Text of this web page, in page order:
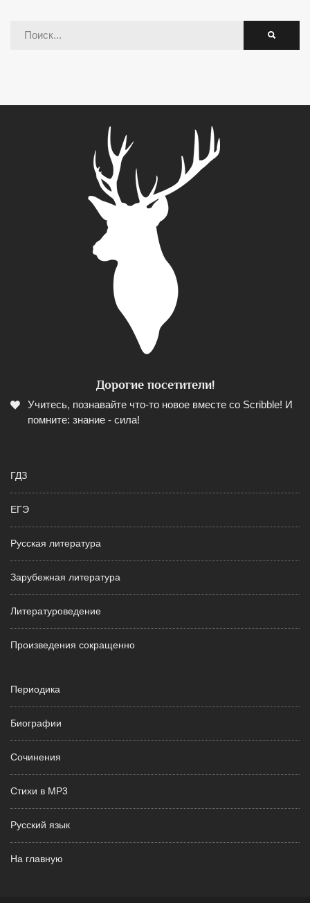
Дорогие посетители!
Учитесь, познавайте что-то новое вместе со Scribble! И
помните: знание - сила!
ГДЗ
ЕГЭ
Русская литература
Зарубежная литература
Литературоведение
Произведения сокращенно
Периодика
Биографии
Сочинения
Стихи в MP3
Русский язык
На главную